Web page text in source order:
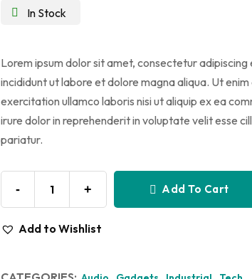
In Stock
Lorem ipsum dolor sit amet, consectetur
incididunt ut labore et dolore magna aliqua. Ut
exercitation ullamco laboris nisi ut aliquip ex ea
irure dolor in reprehenderit in voluptate velit esse
pariatur.
- + Add To Cart
Add to Wishlist